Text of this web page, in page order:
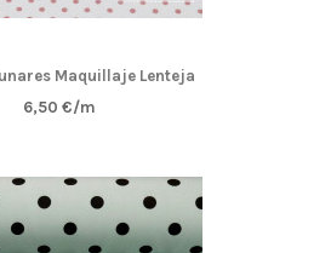
Maquillaje Lenteja
6,50 €/m